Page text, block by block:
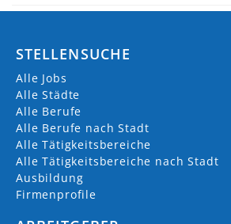
STELLENSUCHE
Alle Jobs
Alle Städte
Alle Berufe
Alle Berufe nach Stadt
Alle Tätigkeitsbereiche
Alle Tätigkeitsbereiche nach Stadt
Ausbildung
Firmenprofile